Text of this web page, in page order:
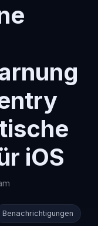
iOS
Benachrichtigungen